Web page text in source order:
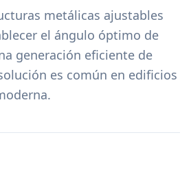
metálicas ajustables
el ángulo óptimo de
generación eficiente de
es común en edificios